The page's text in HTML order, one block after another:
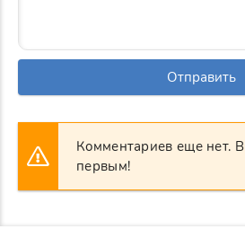
Отправить
Комментариев еще нет.
первым!